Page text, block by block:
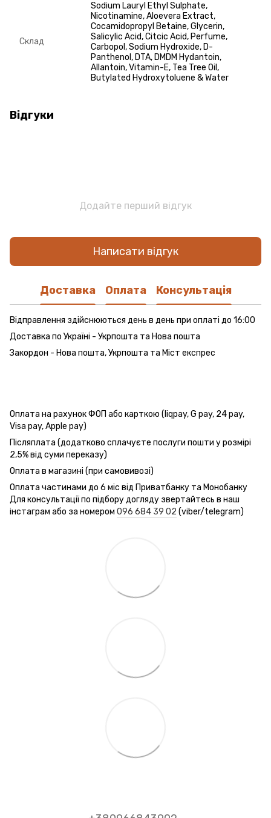
Склад
Sodium Lauryl Ethyl Sulphate,
Nicotinamine, Aloevera Extract,
Cocamidopropyl Betaine, Glycerin,
Salicylic Acid, Citcic Acid, Perfume,
Carbopol, Sodium Hydroxide, D-
Panthenol, DTA, DMDM Hydantoin,
Allantoin, Vitamin-E, Tea Tree Oil,
Butylated Hydroxytoluene & Water
Відгуки
Додайте перший відгук
Написати відгук
Доставка Оплата Консультація
Відправлення здійснюються день в день при оплаті до 16:00
Доставка по Україні - Укрпошта та Нова пошта
Закордон - Нова пошта, Укрпошта та Міст експрес
Оплата на рахунок ФОП або карткою (liqpay, G pay, 24 pay,
Visa pay, Apple pay)
Післяплата (додатково сплачуєте послуги пошти у розмірі
2,5% від суми переказу)
Оплата в магазині (при самовивозі)
Оплата частинами до 6 міс від Приватбанку та Монобанку
Для консультації по підбору догляду звертайтесь в наш
інстаграм або за номером 096 684 39 02 (viber/telegram)